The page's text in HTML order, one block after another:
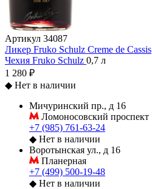
Артикул 34087
Ликер Fruko Schulz Creme de Cassis
Чехия Fruko Schulz 0,7 л
1 280 ₽
◆ Нет в наличии
Мичуринский пр., д 16
Ломоносовский проспект
+7 (985) 761-63-24
◆ Нет в наличии
Воротынская ул., д 16
Планерная
+7 (499) 500-19-48
◆ Нет в наличии